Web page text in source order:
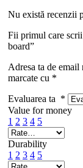
Nu există recenzii
Fii primul care scrii
board”
Adresa ta de
marcate cu *
Evaluarea ta *
Value for money
1 2 3 4 5
Durability
1 2 3 4 5